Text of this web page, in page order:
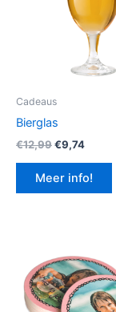
Cadeaus
Bierglas
€12,99
was:
€12,99.
€9,74
is:
€9,74.
Meer info!